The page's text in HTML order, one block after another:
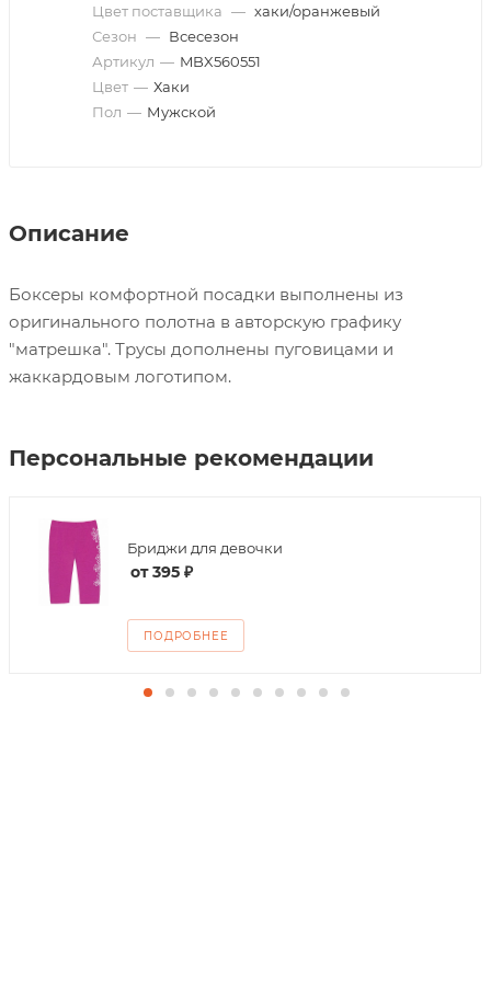
Цвет поставщика — хаки/оранжевый
Сезон — Всесезон
Артикул — MBX560551
Цвет — Хаки
Пол — Мужской
Описание
Боксеры комфортной посадки выполнены из
оригинального полотна в авторскую графику
"матрешка". Трусы дополнены пуговицами и
жаккардовым логотипом.
Персональные рекомендации
Бриджи для девочки
от395 ₽
ПОДРОБНЕЕ